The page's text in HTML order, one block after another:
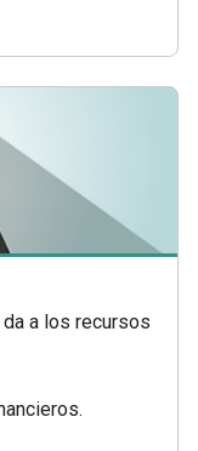
a los recursos